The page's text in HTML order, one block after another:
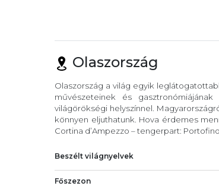
Olaszország
Olaszország a világ egyik
művészeteinek és
világörökségi helyszínnel.
könnyen eljuthatunk. Hova érdemes
Cortina d’Ampezzo – tengerpart:
Beszélt világnyelvek
Főszezon